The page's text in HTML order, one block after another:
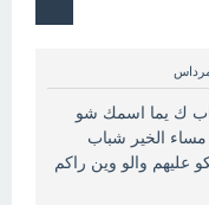
ك يما اسمك شو
الخير شباب
عليهم والو وين راكم